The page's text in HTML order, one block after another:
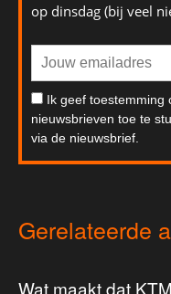
op dinsdag (bij veel
Ik geef toestemming
nieuwsbrieven toe te
via de nieuwsbrief.
Gerelateerde
Wat maakt dat